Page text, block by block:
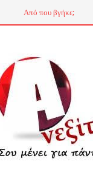
Από που βγήκε;